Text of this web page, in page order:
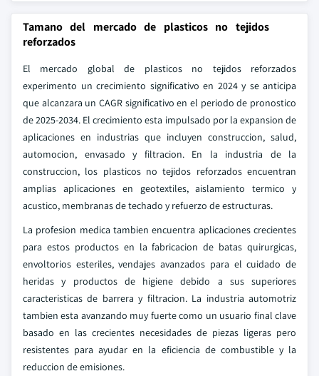
Tamano del mercado de plasticos no tejidos
reforzados
El mercado global de plasticos no tejidos reforzados
experimento un crecimiento significativo en 2024 y se anticipa
que alcanzara un CAGR significativo en el periodo de pronostico
de 2025-2034. El crecimiento esta impulsado por la expansion de
aplicaciones en industrias que incluyen construccion, salud,
automocion, envasado y filtracion. En la industria de la
construccion, los plasticos no tejidos reforzados encuentran
amplias aplicaciones en geotextiles, aislamiento termico y
acustico, membranas de techado y refuerzo de estructuras.
La profesion medica tambien encuentra aplicaciones crecientes
para estos productos en la fabricacion de batas quirurgicas,
envoltorios esteriles, vendajes avanzados para el cuidado de
heridas y productos de higiene debido a sus superiores
caracteristicas de barrera y filtracion. La industria automotriz
tambien esta avanzando muy fuerte como un usuario final clave
basado en las crecientes necesidades de piezas ligeras pero
resistentes para ayudar en la eficiencia de combustible y la
reduccion de emisiones.